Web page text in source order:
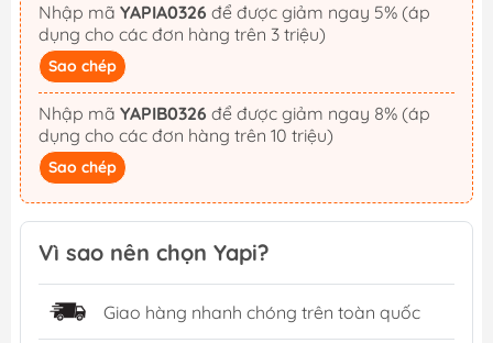
Nhập mã YAPIA0326
dụng cho các đơn hàng trên 3 triệu)
Sao chép
Nhập mã YAPIB0326
dụng cho các đơn hàng trên 10 triệu)
Sao chép
Vì sao nên chọn Yapi?
Giao hàng nhanh chóng trên toàn quốc